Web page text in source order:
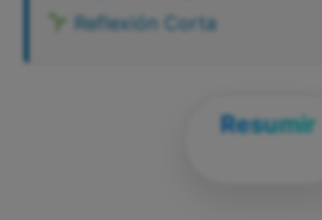
Reflexión Corta
Resumir